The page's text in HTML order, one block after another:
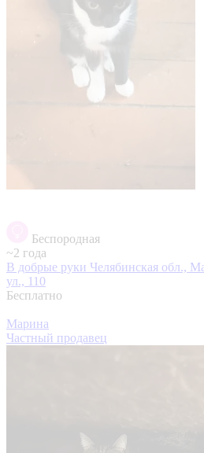
Беспородная
~2 года
В добрые руки Челябинская обл.,
ул., 110
Бесплатно
Марина
Частный продавец